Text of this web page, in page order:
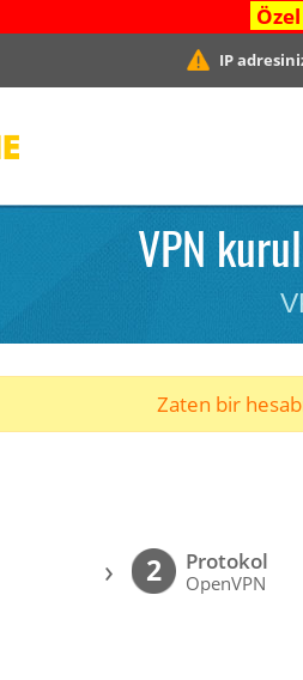
IP
VPN
Zaten bir
› 2 Protokol
OpenVPN